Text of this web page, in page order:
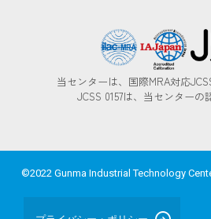
当センターは、国際MRA対応
JCSS 0157は、当センターの
©2022 Gunma Industrial Technology